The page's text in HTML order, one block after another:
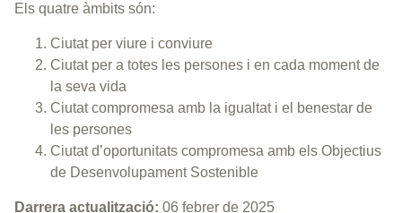
Els quatre àmbits són:
Ciutat per viure i conviure
Ciutat per a totes les persones i en cada moment de
la seva vida
Ciutat compromesa amb la igualtat i el benestar de
les persones
Ciutat d’oportunitats compromesa amb els Objectius
de Desenvolupament Sostenible
Darrera actualització: 06 febrer de 2025